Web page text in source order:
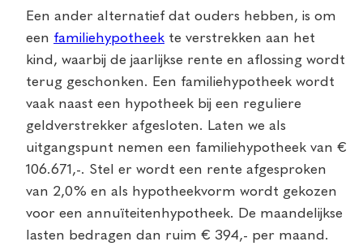
Een ander alternatief dat ouders hebben, is om
een familiehypotheek te verstrekken aan het
kind, waarbij de jaarlijkse rente en aflossing wordt
terug geschonken. Een familiehypotheek wordt
vaak naast een hypotheek bij een reguliere
geldverstrekker afgesloten. Laten we als
uitgangspunt nemen een familiehypotheek van €
106.671,-. Stel er wordt een rente afgesproken
van 2,0% en als hypotheekvorm wordt gekozen
voor een annuïteitenhypotheek. De maandelijkse
lasten bedragen dan ruim € 394,- per maand.